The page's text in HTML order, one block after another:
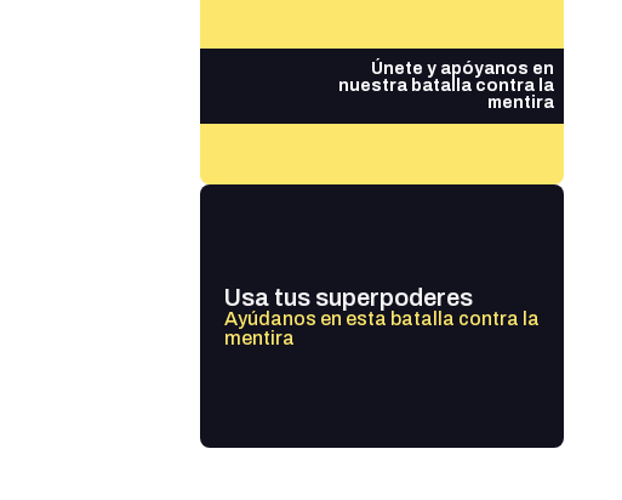
Únete y apóyanos en
nuestra batalla contra la
mentira
Usa tus superpoderes
Ayúdanos en esta batalla contra la
mentira